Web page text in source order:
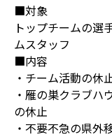
■対象
トップチームの選
ムスタッフ
■内容
・チーム活動の休
・雁の巣クラブハ
の休止
・不要不急の県外